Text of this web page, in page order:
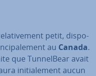
petit, dis­po­
au Canada.
que Tun­nel­Bear avait
ini­tia­le­ment aucun